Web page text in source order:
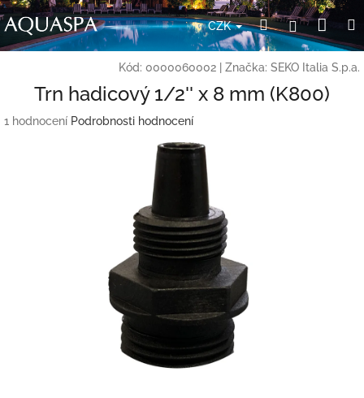
Přejít
na
obsah
CZK HledatPřihlášení
Kód: 0000060002 Značka: SEKO Italia S.p.a.
Trn hadicový 1/2'' x 8 mm (K800)
Průměrné
1 hodnocení Podrobnosti hodnocení